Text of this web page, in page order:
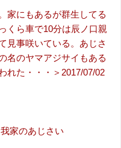
家にもあるが群生してる
くら車で10分は辰ノ口親
見事咲いている。あじさ
名のヤマアジサイもある
れた・・・＞2017/07/02
家のあじさい